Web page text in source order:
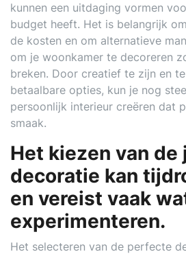
kunnen een uitdaging vormen
budget heeft. Het is belangrijk
de kosten en om alternatieve
om je woonkamer te decoreren
breken. Door creatief te zijn en
betaalbare opties, kun je nog
persoonlijk interieur creëren dat
smaak.
Het kiezen van de
decoratie kan
en vereist vaak
experimenteren.
Het selecteren van de perfecte